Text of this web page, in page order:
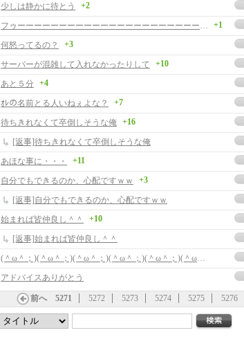
少しは静かに待とう
+2
フゥーーーーーーーーーーーーーーーーーーーーーーーーーーーー！！！！！！！！！！！！！！！
+1
何怒ってるの？
+3
サーバーが混雑して入れなかったりして
+10
あと５分 +4
ｵﾚの名前とる人いねぇよな？
+7
待ちきれなくて卒倒しそうな俺 +16
[返事]待ちきれなくて卒倒しそうな俺
あほな事に・・・
+11
自分でもできるのか、心配ですｗｗ
+3
[返事]自分でもできるのか、心配ですｗｗ
始まれば皆仲良し＾＾
+10
[返事]始まれば皆仲良し＾＾
(＾ω＾；)(＾ω＾；)(＾ω＾；)(＾ω＾；)(＾ω＾；)(＾ω＾；)(＾ω＾；)(＾ω＾；)
アドバイスありがとう
前へ 5271 5272 5273 5274 5275 5276